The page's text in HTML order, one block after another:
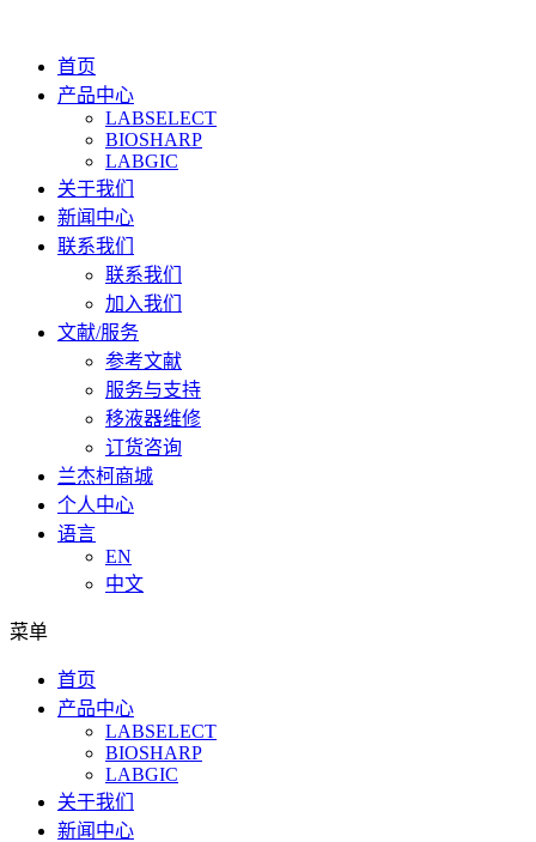
首页
产品中心
LABSELECT
BIOSHARP
LABGIC
关于我们
新闻中心
联系我们
联系我们
加入我们
文献/服务
参考文献
服务与支持
移液器维修
订货咨询
兰杰柯商城
个人中心
语言
EN
中文
菜单
首页
产品中心
LABSELECT
BIOSHARP
LABGIC
关于我们
新闻中心